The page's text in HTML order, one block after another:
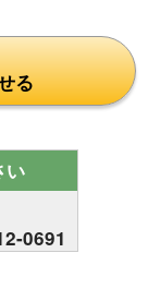
る
い
0691